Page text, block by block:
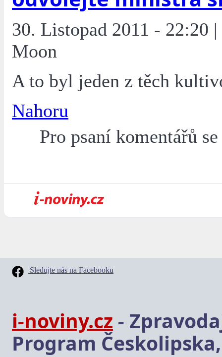
30. Listopad 2011 - 22:20
Moon
A to byl jeden z těch
Nahoru
Pro psaní komentářů
Sledujte nás na Facebooku
i-noviny.cz -
Program